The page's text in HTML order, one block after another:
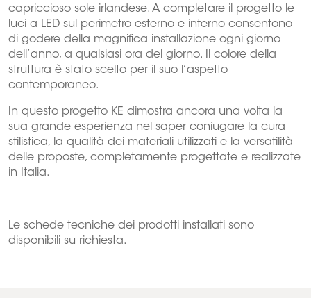
capriccioso sole irlandese. A completare il progetto le
luci a LED sul perimetro esterno e interno consentono
di godere della magnifica installazione ogni giorno
dell’anno, a qualsiasi ora del giorno. Il colore della
struttura è stato scelto per il suo l’aspetto
contemporaneo.
In questo progetto KE dimostra ancora una volta la
sua grande esperienza nel saper coniugare la cura
stilistica, la qualità dei materiali utilizzati e la versatilità
delle proposte, completamente progettate e realizzate
in Italia.
Le schede tecniche dei prodotti installati sono
disponibili su richiesta.